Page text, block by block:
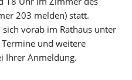
203 melden) statt.
vorab im Rathaus unter
und weitere
Ihrer Anmeldung.